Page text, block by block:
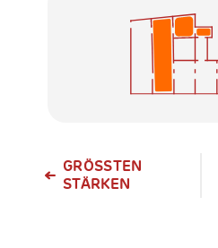
GRÖSSTEN S
TÄRKEN